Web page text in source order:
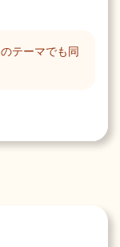
テーマでも同